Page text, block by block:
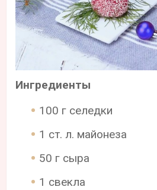
Ингредиенты
100 г селедки
1 ст. л. майонеза
50 г сыра
1 свекла